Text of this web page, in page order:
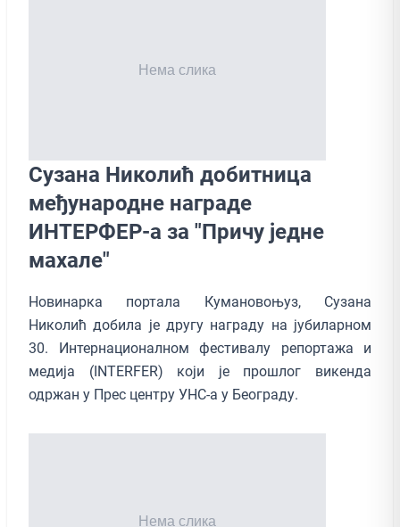
Сузана Николић добитница
међународне награде
ИНТЕРФЕР-а за "Причу једне
махале"
Новинарка портала Кумановоњуз, Сузана
Николић добила је другу награду на јубиларном
30. Интернационалном фестивалу репортажа и
медија (INTERFER) који је прошлог викенда
одржан у Прес центру УНС-а у Београду.